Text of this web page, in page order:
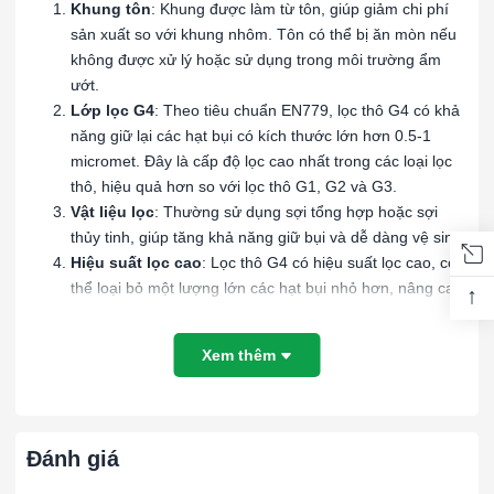
Khung tôn: Khung được làm từ tôn, giúp giảm chi phí
sản xuất so với khung nhôm. Tôn có thể bị ăn mòn nếu
không được xử lý hoặc sử dụng trong môi trường ẩm
ướt.
Lớp lọc G4: Theo tiêu chuẩn EN779, lọc thô G4 có khả
năng giữ lại các hạt bụi có kích thước lớn hơn 0.5-1
micromet. Đây là cấp độ lọc cao nhất trong các loại lọc
thô, hiệu quả hơn so với lọc thô G1, G2 và G3.
Vật liệu lọc: Thường sử dụng sợi tổng hợp hoặc sợi
thủy tinh, giúp tăng khả năng giữ bụi và dễ dàng vệ sinh.
Hiệu suất lọc cao: Lọc thô G4 có hiệu suất lọc cao, có
thể loại bỏ một lượng lớn các hạt bụi nhỏ hơn, nâng cao
Ứng dụng của Lọc Thô G4 Khung Tôn:
Hệ thống HVAC: Dùng trong các hệ thống điều hòa
Nhà máy sản xuất
Xem thêm
Đánh giá
↑